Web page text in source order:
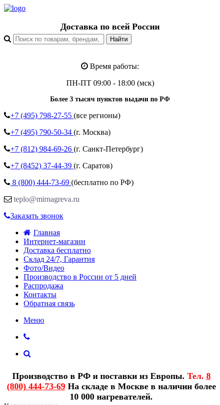
Доставка по всей России
Время работы:
ПН-ПТ 09:00 - 18:00 (мск)
Более 3 тысяч пунктов выдачи по РФ
+7 (495) 798-27-55 (все регионы)
+7 (495) 790-50-34 (г. Москва)
+7 (812) 984-69-26 (г. Санкт-Петербург)
+7 (8452) 37-44-39 (г. Саратов)
8 (800) 444-73-69 (бесплатно по РФ)
teplo@mirnagreva.ru
Заказать звонок
Главная
Интернет-магазин
Доставка бесплатно
Склад 24/7, Гарантия
Фото/Видео
Производство в России от 5 дней
Распродажа
Контакты
Обратная связь
Меню
Производство в РФ и поставки из Европы. Тел. 8
(800) 444-73-69На складе в Москве в наличии более
10 000 нагревателей.